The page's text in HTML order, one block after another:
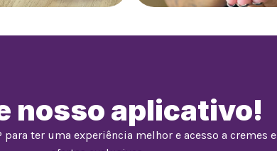
nosso aplicativo!
para ter uma experiência melhor e acesso a cremes e